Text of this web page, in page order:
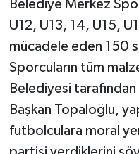
Belediye Merkez
U12, U13, 14, U15,
mücadele eden 150
Sporcuların tüm
Belediyesi
Başkan Topaloğlu,
futbolculara moral